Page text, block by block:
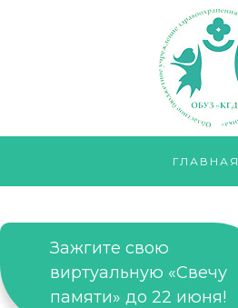
ГЛАВНАЯ
Зажгите свою
виртуальную «Свечу
памяти» до 22 июня!